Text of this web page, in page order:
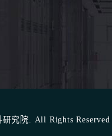
究院. All Rights Reserved